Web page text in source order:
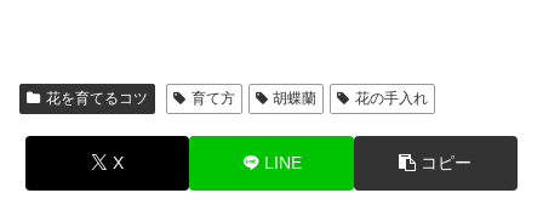
花を育てるコツ 育て方 胡蝶蘭 花の手入れ
X LINE コピー